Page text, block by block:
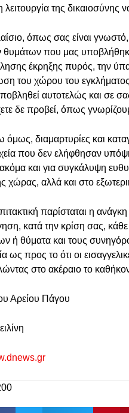
της δικαιοσύνης
όπως σας είναι γνωστό,
θυμάτων που μας
έκρηξης πυρός, την
του χώρου του
αυτοτελώς και σε
δε προβεί, όπως
διαμαρτυρίες και
που δεν ελήφθησαν
και για συγκάλυψη
χώρας, αλλά και στο
παρίσταται η
κατά την κρίση σας,
ή θύματα και τους
ως προς το ότι οι
στο ακέραιο το
Αρείου Πάγου